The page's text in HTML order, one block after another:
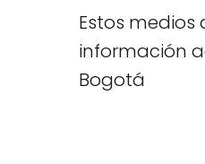
Estos
información
Bogotá